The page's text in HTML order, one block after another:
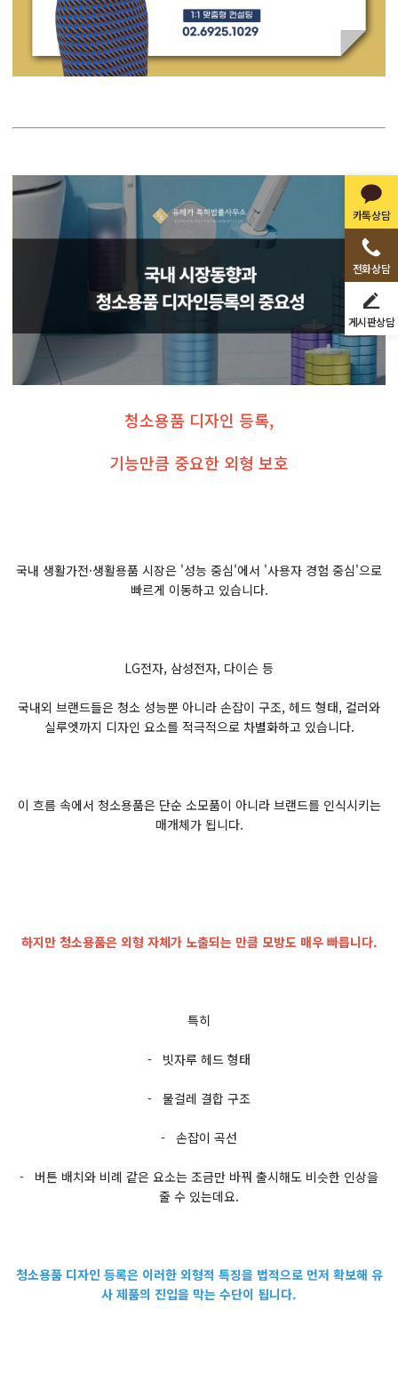
카톡상담
전화상담
게시판상담
청소용품 디자인 등록,
기능만큼 중요한 외형 보호
국내 생활가전·생활용품 시장은 '성능 중심'에서 '사용자 경험 중심'으로
빠르게 이동하고 있습니다.
LG전자, 삼성전자, 다이슨 등
국내외 브랜드들은 청소 성능뿐 아니라 손잡이 구조, 헤드 형태, 컬러와
실루엣까지 디자인 요소를 적극적으로 차별화하고 있습니다.
이 흐름 속에서 청소용품은 단순 소모품이 아니라 브랜드를 인식시키는
매개체가 됩니다.
하지만 청소용품은 외형 자체가 노출되는 만큼 모방도 매우 빠릅니다.
특히
- 빗자루 헤드 형태
- 물걸레 결합 구조
- 손잡이 곡선
- 버튼 배치와 비례 같은 요소는 조금만 바꿔 출시해도 비슷한 인상을
줄 수 있는데요.
청소용품 디자인 등록은 이러한 외형적 특징을 법적으로 먼저 확보해 유
사 제품의 진입을 막는 수단이 됩니다.